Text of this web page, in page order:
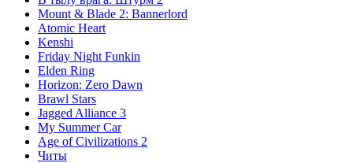
Mount & Blade 2: Bannerlord
Atomic Heart
Kenshi
Friday Night Funkin
Elden Ring
Horizon: Zero Dawn
Brawl Stars
Jagged Alliance 3
My Summer Car
Age of Civilizations 2
Читы